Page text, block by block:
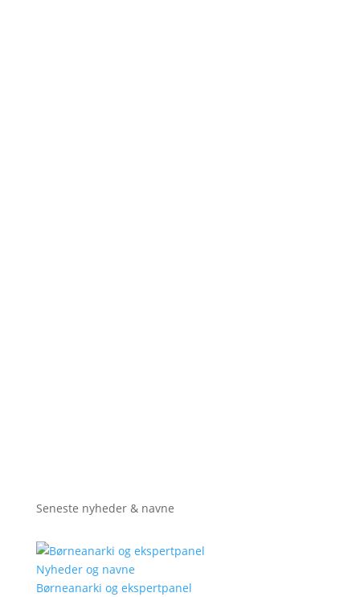
Seneste nyheder & navne
Nyheder og navne
Børneanarki og ekspertpanel